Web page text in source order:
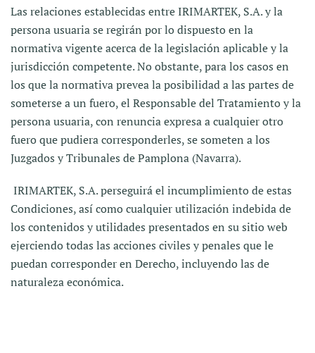
Las relaciones establecidas entre IRIMARTEK, S.A. y la
persona usuaria se regirán por lo dispuesto en la
normativa vigente acerca de la legislación aplicable y la
jurisdicción competente. No obstante, para los casos en
los que la normativa prevea la posibilidad a las partes de
someterse a un fuero, el Responsable del Tratamiento y la
persona usuaria, con renuncia expresa a cualquier otro
fuero que pudiera corresponderles, se someten a los
Juzgados y Tribunales de Pamplona (Navarra).
IRIMARTEK, S.A. perseguirá el incumplimiento de estas
Condiciones, así como cualquier utilización indebida de
los contenidos y utilidades presentados en su sitio web
ejerciendo todas las acciones civiles y penales que le
puedan corresponder en Derecho, incluyendo las de
naturaleza económica.